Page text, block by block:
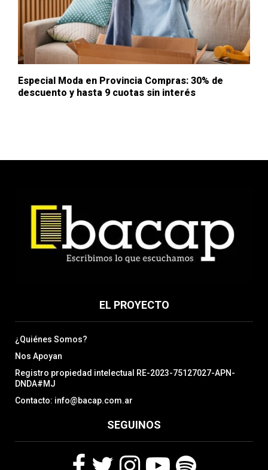
Especial Moda en Provincia Compras: 30% de
descuento y hasta 9 cuotas sin interés
EL PROYECTO
¿Quiénes Somos?
Nos Apoyan
Registro propiedad intelectual RE-2023-75127027-APN-
DNDA#MJ
Contacto: info@bacap.com.ar
SEGUINOS